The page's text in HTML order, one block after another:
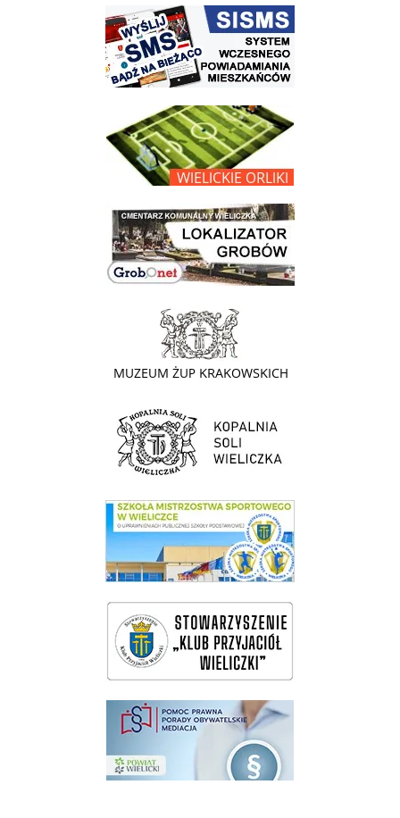
link do strony systemu wczesnego ostrzegania mieszkańców SISMS
link do opisu projektu Wielickie Orliki
link do lokalizatora grobów na wielickim cmentarzu - grobnet
link do strony - Muzeum Żup Krakowskich Wieliczka
link do strony Kopalni Soli Wieliczka
link do SMS Wieliczka
wieliczka-wieliczanie na bis
pomoc prawna wieliczka